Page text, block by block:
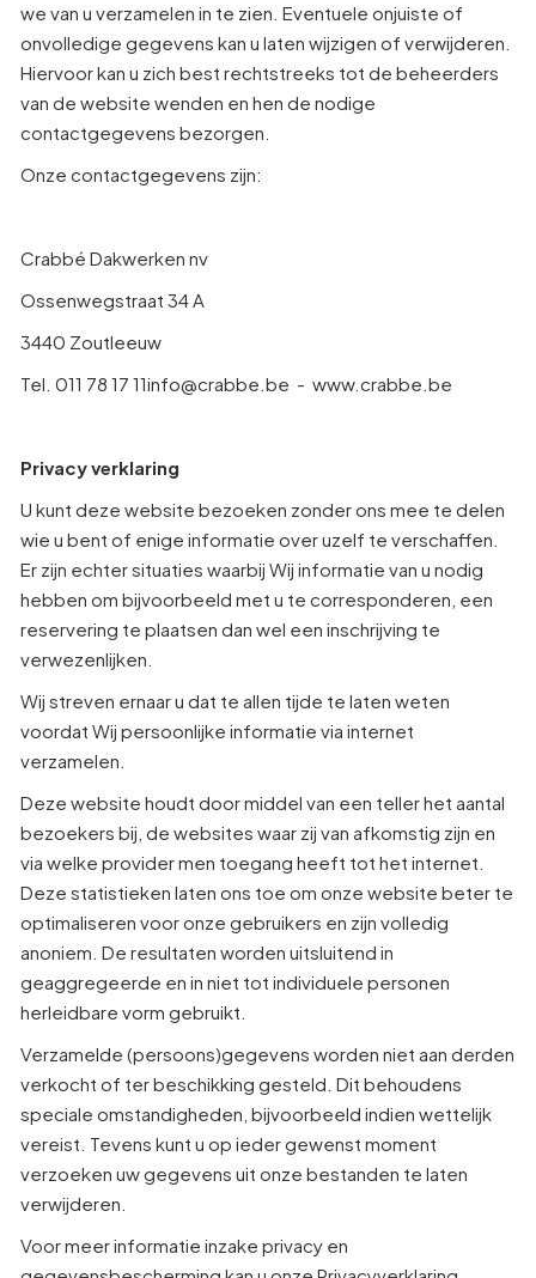
we van u verzamelen in te zien. Eventuele onjuiste of
onvolledige gegevens kan u laten wijzigen of verwijderen.
Hiervoor kan u zich best rechtstreeks tot de beheerders
van de website wenden en hen de nodige
contactgegevens bezorgen.
Onze contactgegevens zijn:
Crabbé Dakwerken nv
Ossenwegstraat 34 A
3440 Zoutleeuw
Tel. 011 78 17 11info@crabbe.be - www.crabbe.be
Privacy verklaring
U kunt deze website bezoeken zonder ons mee te delen
wie u bent of enige informatie over uzelf te verschaffen.
Er zijn echter situaties waarbij Wij informatie van u nodig
hebben om bijvoorbeeld met u te corresponderen, een
reservering te plaatsen dan wel een inschrijving te
verwezenlijken.
Wij streven ernaar u dat te allen tijde te laten weten
voordat Wij persoonlijke informatie via internet
verzamelen.
Deze website houdt door middel van een teller het aantal
bezoekers bij, de websites waar zij van afkomstig zijn en
via welke provider men toegang heeft tot het internet.
Deze statistieken laten ons toe om onze website beter te
optimaliseren voor onze gebruikers en zijn volledig
anoniem. De resultaten worden uitsluitend in
geaggregeerde en in niet tot individuele personen
herleidbare vorm gebruikt.
Verzamelde (persoons)gegevens worden niet aan derden
verkocht of ter beschikking gesteld. Dit behoudens
speciale omstandigheden, bijvoorbeeld indien wettelijk
vereist. Tevens kunt u op ieder gewenst moment
verzoeken uw gegevens uit onze bestanden te laten
verwijderen.
Voor meer informatie inzake privacy en